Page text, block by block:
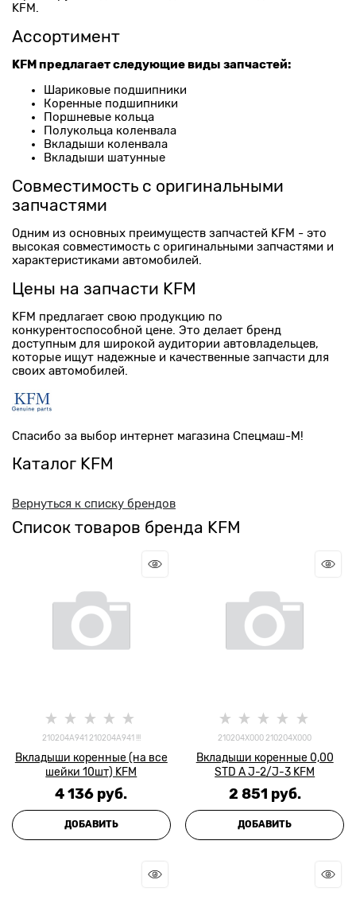
KFM.
Ассортимент
KFM предлагает следующие виды запчастей:
Шариковые подшипники
Коренные подшипники
Поршневые кольца
Полукольца коленвала
Вкладыши коленвала
Вкладыши шатунные
Совместимость с оригинальными
запчастями
Одним из основных преимуществ запчастей KFM - это
высокая совместимость с оригинальными запчастями и
характеристиками автомобилей.
Цены на запчасти KFM
KFM предлагает свою продукцию по
конкурентоспособной цене. Это делает бренд
доступным для широкой аудитории автовладельцев,
которые ищут надежные и качественные запчасти для
своих автомобилей.
Спасибо за выбор интернет магазина Спецмаш-М!
Каталог KFM
Вернуться к списку брендов
Список товаров бренда KFM
210204A941 210204A941 !!!
Вкладыши коренные (на все
шейки 10шт) KFM
4 136 руб.
ДОБАВИТЬ
210204X000 210204X000
Вкладыши коренные 0,00
STD A J-2/J-3 KFM
2 851 руб.
ДОБАВИТЬ